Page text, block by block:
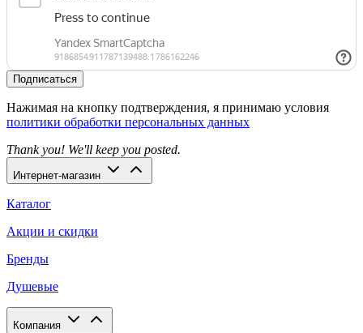
Подписаться
Нажимая на кнопку подтверждения, я принимаю условия
политики обработки персональных данных
Thank you! We'll keep you posted.
Интернет-магазин
Каталог
Акции и скидки
Бренды
Душевые
Компания